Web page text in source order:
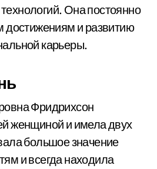
Она постоянно
достижениям и развитию
карьеры.
Фридрихсон
женщиной и имела двух
большое значение
и всегда находила